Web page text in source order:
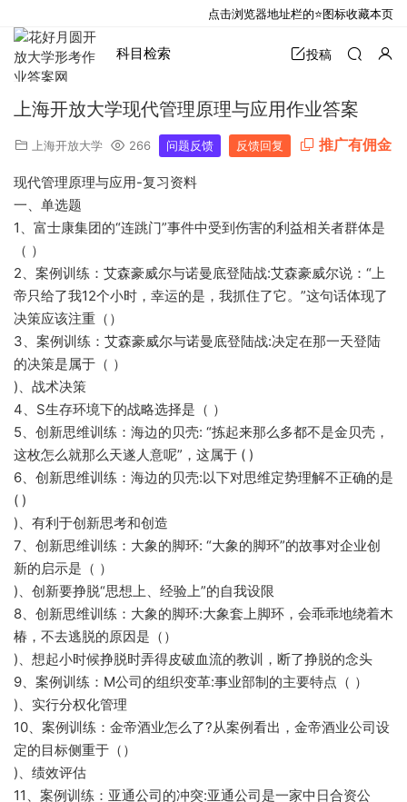
科目检索 投稿
上海开放大学现代管理原理与应用作业答案
上海开放大学 266 问题反馈 反馈回复 推广有佣金
现代管理原理与应用-复习资料
一、单选题
1、富士康集团的“连跳门”事件中受到伤害的利益相关者群体是
（ ）
2、案例训练：艾森豪威尔与诺曼底登陆战:艾森豪威尔说：“上
帝只给了我12个小时，幸运的是，我抓住了它。”这句话体现了
决策应该注重（）
3、案例训练：艾森豪威尔与诺曼底登陆战:决定在那一天登陆
的决策是属于（ ）
)、战术决策
4、S生存环境下的战略选择是（ ）
5、创新思维训练：海边的贝壳: “拣起来那么多都不是金贝壳，
这枚怎么就那么天遂人意呢”，这属于 ( )
6、创新思维训练：海边的贝壳:以下对思维定势理解不正确的是
( )
)、有利于创新思考和创造
7、创新思维训练：大象的脚环: “大象的脚环”的故事对企业创
新的启示是（ ）
)、创新要挣脱“思想上、经验上”的自我设限
8、创新思维训练：大象的脚环:大象套上脚环，会乖乖地绕着木
椿，不去逃脱的原因是（）
)、想起小时候挣脱时弄得皮破血流的教训，断了挣脱的念头
9、案例训练：M公司的组织变革:事业部制的主要特点（ ）
)、实行分权化管理
10、案例训练：金帝酒业怎么了?从案例看出，金帝酒业公司设
定的目标侧重于（）
)、绩效评估
11、案例训练：亚通公司的冲突:亚通公司是一家中日合资公
点击浏览器地址栏的⭐图标收藏本页